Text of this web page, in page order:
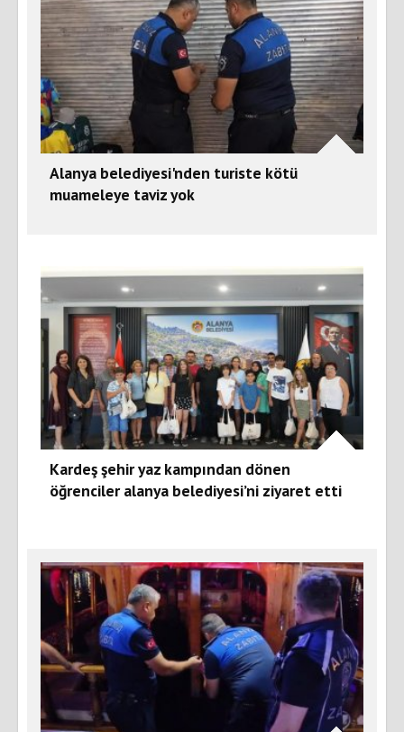
Alanya belediyesi'nden turiste kötü
muameleye taviz yok
Kardeş şehir yaz kampından dönen
öğrenciler alanya belediyesi’ni ziyaret etti